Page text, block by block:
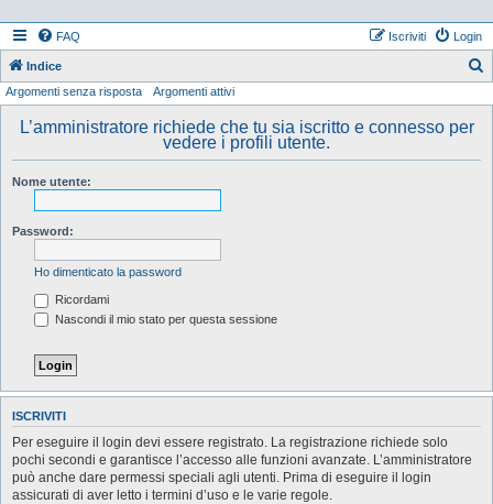
FAQ Login
Iscriviti
Indice
Argomenti senza risposta Argomenti attivi
L’amministratore richiede che tu sia iscritto e connesso per
vedere i profili utente.
Nome utente:
Password:
Ho dimenticato la password
Ricordami
Nascondi il mio stato per questa sessione
ISCRIVITI
Per eseguire il login devi essere registrato. La registrazione richiede solo
pochi secondi e garantisce l’accesso alle funzioni avanzate. L’amministratore
può anche dare permessi speciali agli utenti. Prima di eseguire il login
assicurati di aver letto i termini d’uso e le varie regole.